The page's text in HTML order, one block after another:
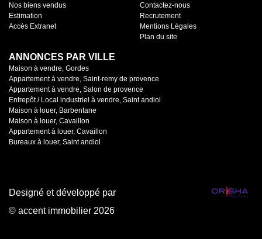
Nos biens vendus
Estimation
Accès Extranet
Contactez-nous
Recrutement
Mentions Légales
Plan du site
ANNONCES PAR VILLE
Maison à vendre, Gordes
Appartement à vendre, Saint-remy de provence
Appartement à vendre, Salon de provence
Entrepôt / Local industriel à vendre, Saint andiol
Maison à louer, Barbentane
Maison à louer, Cavaillon
Appartement à louer, Cavaillon
Bureaux à louer, Saint andiol
Designé et développé par
© accent immobilier 2026